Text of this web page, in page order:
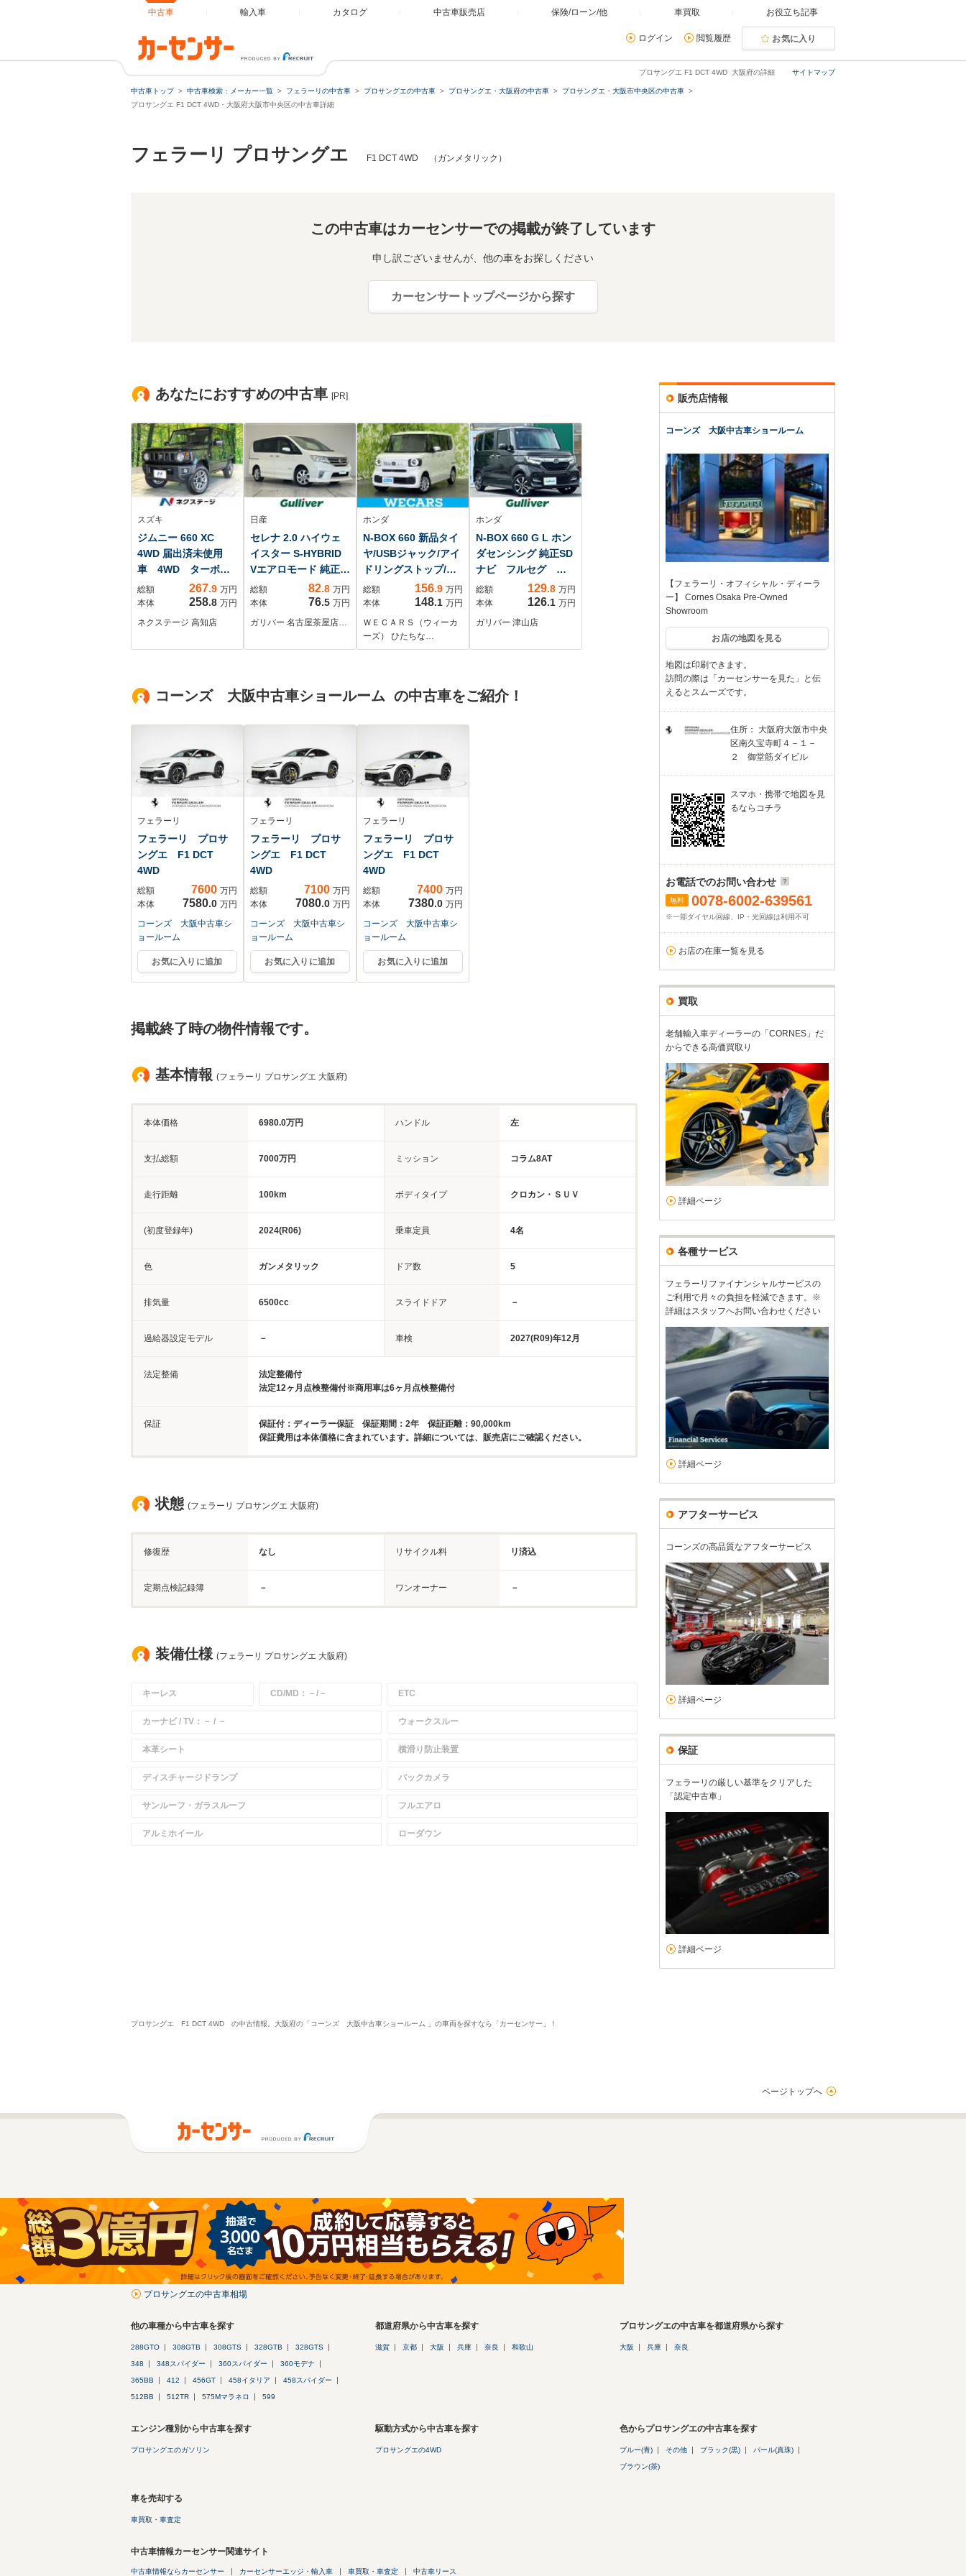
中古車 輸入車 カタログ 中古車販売店 保険/ローン/他 車買取 お役立ち記事
ログイン 閲覧履歴 お気に入り
サイトマップ
プロサングエ F1 DCT 4WD 大阪府の詳細
中古車トップ 中古車検索：メーカー一覧 フェラーリの中古車 プロサングエの中古車 プロサングエ・大阪府の中古車
プロサングエ・大阪市中央区の中古車
プロサングエ F1 DCT 4WD・大阪府大阪市中央区の中古車詳細
フェラーリ プロサングエ F1 DCT 4WD （ガンメタリック）
この中古車はカーセンサーでの掲載が終了しています
申し訳ございませんが、他の車をお探しください
カーセンサートップページから探す
あなたにおすすめの中古車 [PR]
スズキ
ジムニー 660 XC
4WD 届出済未使用
車 4WD ターボ
レーダークルーズ
セーフティサポー
ト LEDヘッド コ
ートヒーター スマ
ト ダウンヒルアシ
総額 267.9 万円
本体
258.8 万円
ネクステージ 高知店
日産
セレナ 2.0 ハイウェ
イスター S-HYBRID
Vエアロモード 純正
HDDナビ フルセグ
TV CD
Bluetooth 全方位カ
ー 両側電動 純正
ズコントロール リ
ETC スマートキ
止装置
総額 82.8 万円
本体
76.5 万円
ガリバー 名古屋茶屋店…
ホンダ
N-BOX 660 新品タイ
ヤ/USBジャック/アイ
ドリングストップ/ク
ルーズコントロール/
禁煙車/エアバッグ 運
転席/エアバッグ 助手
席/パワーウインドウ/
エンジンスタートボ
総額 156.9 万円
本体
148.1 万円
ＷＥＣＡＲＳ（ウィーカ
ーズ） ひたちな…
ホンダ
N-BOX 660 G L ホン
ダセンシング 純正SD
ナビ フルセグ バ
ックカメラ 片側パ
ワスラ ETC ドラ
レコ ホンダセンシ
コン レーンキープ
イト 純正14インチ
総額 129.8 万円
本体
126.1 万円
ガリバー 津山店
コーンズ 大阪中古車ショールーム の中古車をご紹介！
フェラーリ
フェラーリ プロサ
ングエ F1 DCT
4WD
総額 7600 万円
本体
7580.0 万円
コーンズ 大阪中古車シ
ョールーム
お気に入りに追加
フェラーリ
フェラーリ プロサ
ングエ F1 DCT
4WD
総額 7100 万円
本体
7080.0 万円
コーンズ 大阪中古車シ
ョールーム
お気に入りに追加
フェラーリ
フェラーリ プロサ
ングエ F1 DCT
4WD
総額 7400 万円
本体
7380.0 万円
コーンズ 大阪中古車シ
ョールーム
お気に入りに追加
掲載終了時の物件情報です。
基本情報 (フェラーリ プロサングエ 大阪府)
本体価格 6980.0万円 ハンドル 左
支払総額 7000万円 ミッション コラム8AT
走行距離 100km ボディタイプ クロカン・ＳＵＶ
(初度登録年) 2024(R06) 乗車定員 4名
色 ガンメタリック ドア数 5
排気量 6500cc スライドドア －
過給器設定モデル － 車検 2027(R09)年12月
法定整備
法定整備付
法定12ヶ月点検整備付※商用車は6ヶ月点検整備付
保証
保証付：ディーラー保証 保証期間：2年 保証距離：90,000km
保証費用は本体価格に含まれています。詳細については、販売店にご確認ください。
状態 (フェラーリ プロサングエ 大阪府)
修復歴 なし リサイクル料 リ済込
定期点検記録簿 － ワンオーナー －
装備仕様 (フェラーリ プロサングエ 大阪府)
キーレス CD/MD：－/－ ETC
カーナビ / TV：－ / － ウォークスルー
本革シート 横滑り防止装置
ディスチャージドランプ バックカメラ
サンルーフ・ガラスルーフ フルエアロ
アルミホイール ローダウン
販売店情報
コーンズ 大阪中古車ショールーム
【フェラーリ・オフィシャル・ディーラ
ー】 Cornes Osaka Pre-Owned
Showroom
お店の地図を見る
地図は印刷できます。
訪問の際は「カーセンサーを見た」と伝
えるとスムーズです。
住所： 大阪府大阪市中央
区南久宝寺町４－１－
２ 御堂筋ダイビル
スマホ・携帯で地図を見
るならコチラ
お電話でのお問い合わせ
無料 0078-6002-639561
※一部ダイヤル回線、IP・光回線は利用不可
お店の在庫一覧を見る
買取
老舗輸入車ディーラーの「CORNES」だ
からできる高価買取り
詳細ページ
各種サービス
フェラーリファイナンシャルサービスの
ご利用で月々の負担を軽減できます。※
詳細はスタッフへお問い合わせください
詳細ページ
アフターサービス
コーンズの高品質なアフターサービス
詳細ページ
保証
フェラーリの厳しい基準をクリアした
「認定中古車」
詳細ページ
プロサングエ F1 DCT 4WD の中古情報。大阪府の「コーンズ 大阪中古車ショールーム 」の車両を探すなら「カーセンサー」！
ページトップへ
プロサングエの中古車相場
他の車種から中古車を探す
288GTO 308GTB 308GTS 328GTB 328GTS
348 348スパイダー 360スパイダー 360モデナ
365BB 412 456GT 458イタリア 458スパイダー
512BB 512TR 575Mマラネロ 599
都道府県から中古車を探す
滋賀 京都 大阪 兵庫 奈良 和歌山
プロサングエの中古車を都道府県から探す
大阪 兵庫 奈良
エンジン種別から中古車を探す
プロサングエのガソリン
駆動方式から中古車を探す
プロサングエの4WD
色からプロサングエの中古車を探す
ブルー(青) その他 ブラック(黒) パール(真珠)
ブラウン(茶)
車を売却する
車買取・車査定
中古車情報カーセンサー関連サイト
中古車情報ならカーセンサー カーセンサーエッジ・輸入車 車買取・車査定 中古車リース